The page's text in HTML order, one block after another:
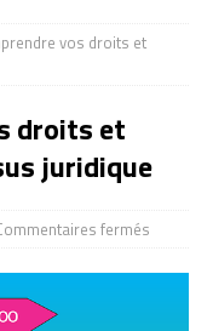
vos droits et
droits et
juridique
fermés